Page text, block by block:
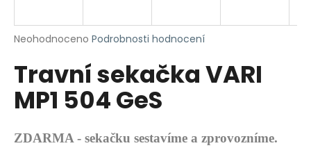
Průměrné
produktu
0,0
hvězdiček.
Neohodnoceno Podrobnosti hodnocení
Travní sekačka VARI
MP1 504 GeS
ZDARMA - sekačku sestavíme a zprovozníme.
j
t
?